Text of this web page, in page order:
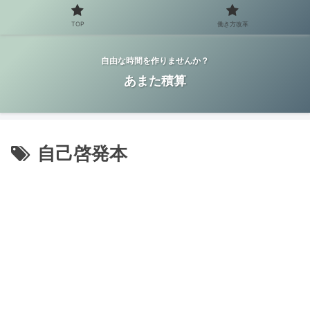
自由な時間を作りませんか？
あまた積算
自己啓発本
TOP 働き方改革